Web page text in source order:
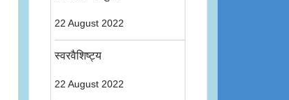
22 August 2022
स्वरवैशिष्ट्य
22 August 2022